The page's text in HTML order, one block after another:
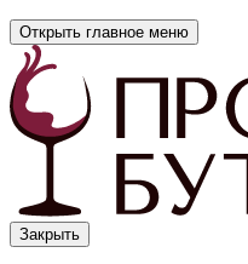
Открыть главное меню
Закрыть